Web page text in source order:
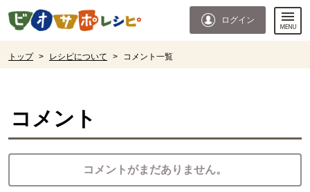
ページの先頭です。
ログイン
トップ > レシピについて > コメント一覧
コメント
コメントがまだありません。